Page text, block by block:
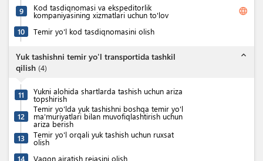
9
Kod tasdiqnomasi va ekspeditorlik
kompaniyasining xizmatlari uchun to'lov language
10 Temir yo'l kod tasdiqnomasini olish
Yuk tashishni temir yo'l transportida tashkil
qilish (4)
expand_less
11 Yukni alohida shartlarda tashish uchun ariza
topshirish
12
Temir yo'lda yuk tashishni boshqa temir yo'l
ma'muriyatlari bilan muvofiqlashtirish uchun
ariza berish
13
Temir yo'l orqali yuk tashish uchun ruxsat
olish
14
Vagon ajratish rejasini olish